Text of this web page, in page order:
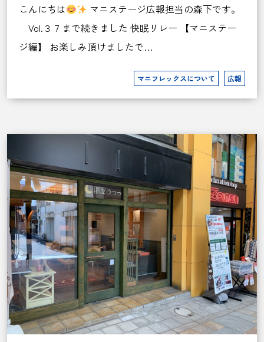
こんにちは
マニステージ広報担当の森下です。
Vol.３７まで続きました 快眠リレー 【マニステー
ジ編】 お楽しみ頂けましたで…
マニフレックスについて 広報